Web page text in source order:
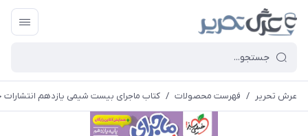
عرش تحریر / فهرست محصولات / کتاب ماجرای بیست شیمی یازدهم انتشارات